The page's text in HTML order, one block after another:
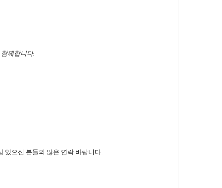
께합니다.
있으신 분들의 많은 연락 바랍니다.